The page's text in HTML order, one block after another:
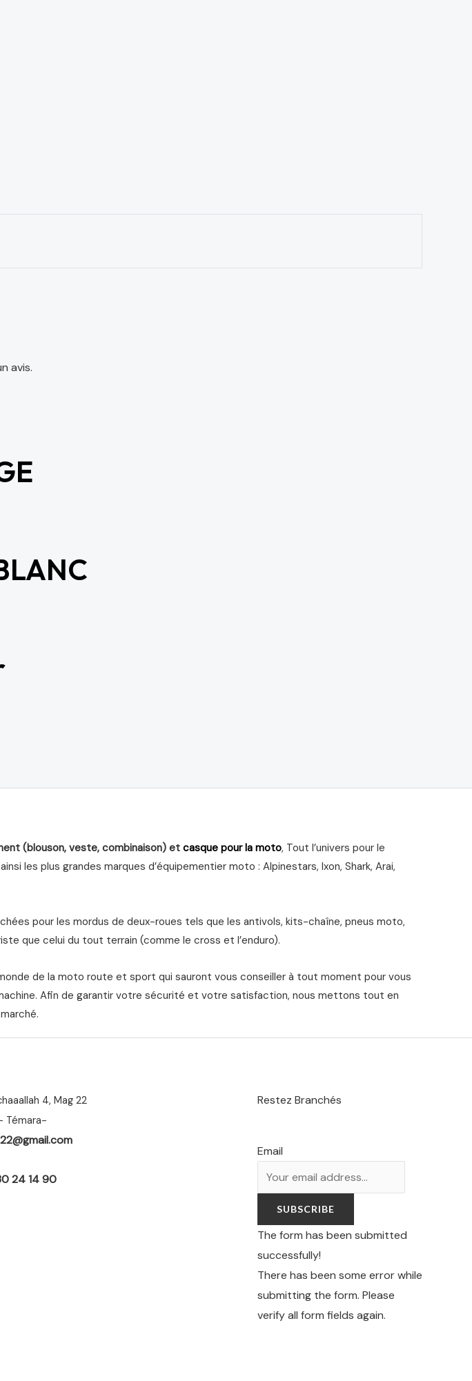
avis.
(blouson, veste, combinaison) et casque pour la moto, Tout l’univers pour le
les plus grandes marques d’équipementier moto : Alpinestars, Ixon, Shark, Arai,
pour les mordus de deux-roues tels que les antivols, kits-chaîne, pneus moto,
que celui du tout terrain (comme le cross et l’enduro).
de la moto route et sport qui sauront vous conseiller à tout moment pour vous
Afin de garantir votre sécurité et votre satisfaction, nous mettons tout en
4, Mag 22
Témara-
24 14 90
Restez Branchés
Email
SUBSCRIBE
The form has been submitted
successfully!
There has been some error while
submitting the form. Please
verify all form fields again.